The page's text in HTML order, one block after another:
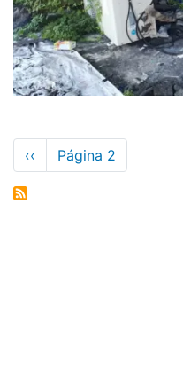
Paginación
Página
anterior
‹‹ Página 2